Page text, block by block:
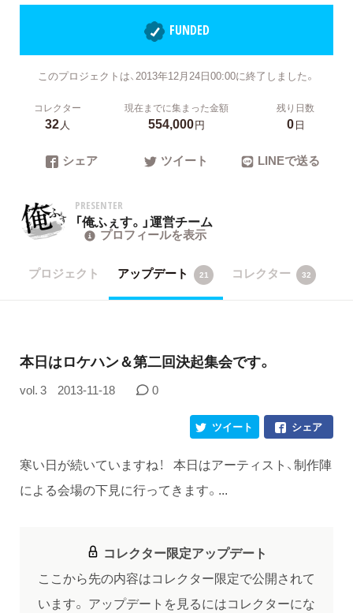
FUNDED
このプロジェクトは、2013年12月24日00:00に終了しました。
コレクター
32人
現在までに集まった金額
554,000円
残り日数
0日
シェア ツイート LINEで送る
PRESENTER
「俺ふぇす。」運営チーム
プロフィールを表示
プロジェクト アップデート 21 コレクター 32
本日はロケハン＆第二回決起集会です。
vol. 3 2013-11-18 0
シェア
ツイート
寒い日が続いていますね！ 本日はアーティスト、制作陣
による会場の下見に行ってきます。...
コレクター限定アップデート
ここから先の内容はコレクター限定で公開されて
います。 アップデートを見るにはコレクターにな